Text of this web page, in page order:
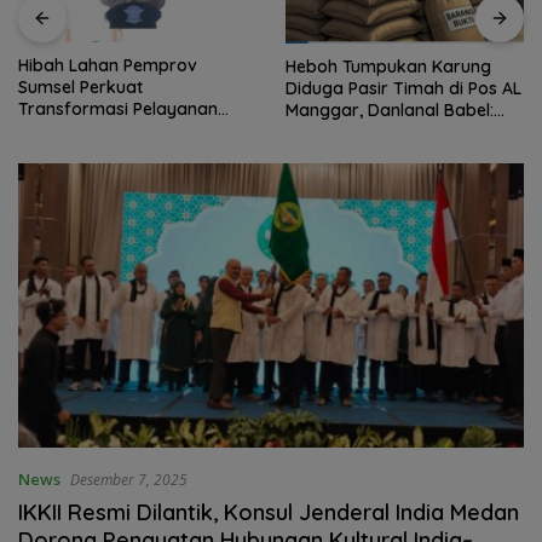
Hibah Lahan Pemprov
Sumsel Perkuat
Transformasi Pelayanan
Heboh Tumpukan Karung
Diduga Pasir Timah di Pos AL
Manggar, Danlanal Babel:
News Desember 7, 2025
IKKII Resmi Dilantik, Konsul Jenderal India Medan